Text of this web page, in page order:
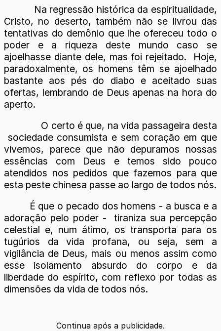
Na regressão histórica da espiritualidade,
Cristo, no deserto, também não se livrou das
tentativas do demônio que lhe ofereceu todo o
poder e a riqueza deste mundo caso se
ajoelhasse diante dele, mas foi rejeitado. Hoje,
paradoxalmente, os homens têm se ajoelhado
bastante aos pés do diabo e aceitado suas
ofertas, lembrando de Deus apenas na hora do
aperto.
O certo é que, na vida passageira desta
sociedade consumista e sem coração em que
vivemos, parece que não depuramos nossas
essências com Deus e temos sido pouco
atendidos nos pedidos que fazemos para que
esta peste chinesa passe ao largo de todos nós.
É que o pecado dos homens - a busca e a
adoração pelo poder - tiraniza sua percepção
celestial e, num átimo, os transporta para os
tugúrios da vida profana, ou seja, sem a
vigilância de Deus, mais ou menos assim como
esse isolamento absurdo do corpo e da
liberdade do espírito, com reflexo por todas as
dimensões da vida de todos nós.
Continua após a publicidade.